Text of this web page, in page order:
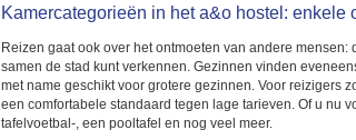
Kamercategorieën in het a&o hostel: enkele
Reizen gaat ook over het ontmoeten van andere
samen de stad kunt verkennen. Gezinnen vinden
met name geschikt voor grotere gezinnen. Voor reizigers
een comfortabele standaard tegen lage tarieven. Of u nu
tafelvoetbal-, een pooltafel en nog veel meer.